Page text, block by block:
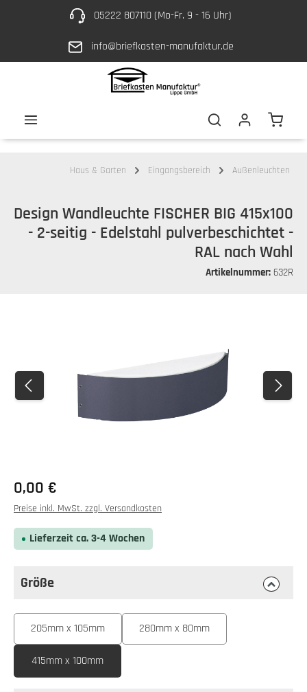
Zum Hauptinhalt springen05222 807110 (Mo-Fr. 9 - 16 Uhr)
info@briefkasten-manufaktur.de
Haus & Garten Eingangsbereich Außenleuchten
Design Wandleuchte FISCHER BIG 415x100
- 2-seitig - Edelstahl pulverbeschichtet -
RAL nach Wahl
Artikelnummer: 632R
0,00 €
Preise inkl. MwSt. zzgl. Versandkosten
Lieferzeit ca. 3-4 Wochen
Größe
Größeauswählen
205mm x 105mm 280mm x 80mm
415mm x 100mm